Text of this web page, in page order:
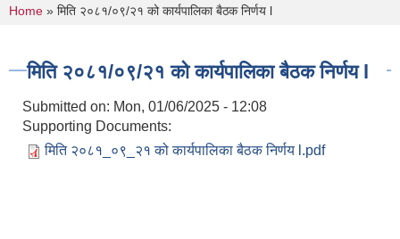
You are here
Home » मिति २०८१/०९/२१ को कार्यपालिका बैठक निर्णय l
मिति २०८१/०९/२१ को कार्यपालिका बैठक निर्णय l
Submitted on: Mon, 01/06/2025 - 12:08
Supporting Documents:
मिति २०८१_०९_२१ को कार्यपालिका बैठक निर्णय l.pdf